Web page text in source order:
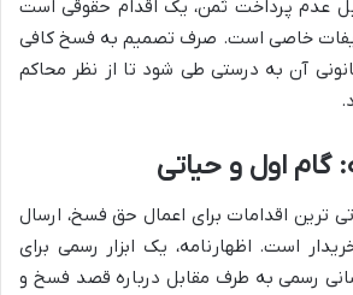
عدم پرداخت ثمن، یک اقدام حقوقی است
خاصی است. صرف تصمیم به فسخ کافی
آن به درستی طی شود تا از نظر محاکم
گام اول و حیاتی
ترین اقدامات برای اعمال حق فسخ، ارسال
است. اظهارنامه، یک ابزار رسمی برای
رسمی به طرف مقابل درباره قصد فسخ و